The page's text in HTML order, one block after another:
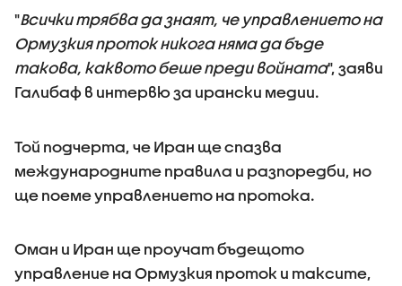
"Всички трябва да знаят, че управлението на
Ормузкия проток никога няма да бъде
такова, каквото беше преди войната", заяви
Галибаф в интервю за ирански медии.
Той подчерта, че Иран ще спазва
международните правила и разпоредби, но
ще поеме управлението на протока.
Оман и Иран ще проучат бъдещото
управление на Ормузкия проток и таксите,